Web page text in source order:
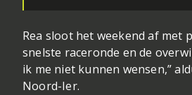
Rea sloot het weekend af met
snelste raceronde en de
ik me niet kunnen wensen,”
Noord-Ier.